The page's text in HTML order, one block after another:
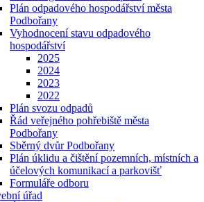
Plán odpadového hospodářství města
Podbořany
Vyhodnocení stavu odpadového
hospodářství
2025
2024
2023
2022
Plán svozu odpadů
Řád veřejného pohřebiště města
Podbořany
Sběrný dvůr Podbořany
Plán úklidu a čištění pozemních, místních a
účelových komunikací a parkovišť
Formuláře odboru
úřad